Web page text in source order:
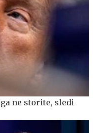
ne storite, sledi